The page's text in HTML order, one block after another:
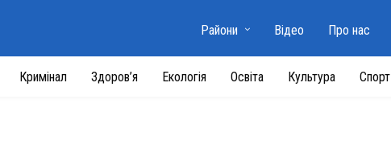
Кримінал Здоров’я Екологія Освіта Культура Спорт
Райони Відео Про нас